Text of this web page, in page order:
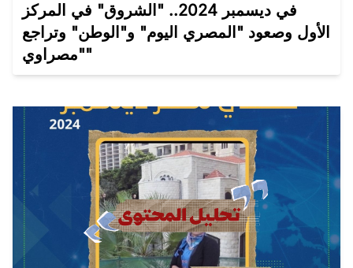
في ديسمبر 2024.. "الشروق" في المركز
الأول وصعود "المصري اليوم" و"الوطن" وتراجع
"مصراوي"